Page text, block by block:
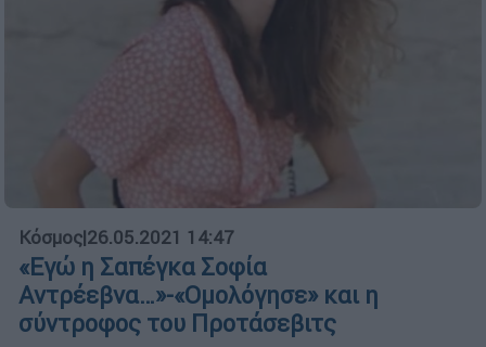
Κόσμος|26.05.2021 14:47
«Εγώ η Σαπέγκα Σοφία
Αντρέεβνα…»-«Ομολόγησε» και η
σύντροφος του Προτάσεβιτς